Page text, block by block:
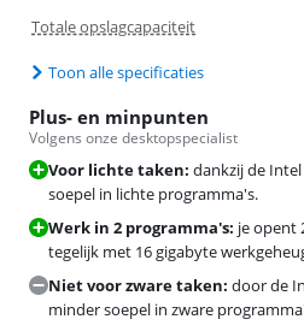
Totale opslagcapaciteit
Toon alle specificaties
Plus- en minpunten
Volgens onze desktopspecialist
Voor lichte taken: dankzij de
soepel in lichte programma's.
Werk in 2 programma's: je opent
tegelijk met 16 gigabyte
Niet voor zware taken: door de
minder soepel in zware